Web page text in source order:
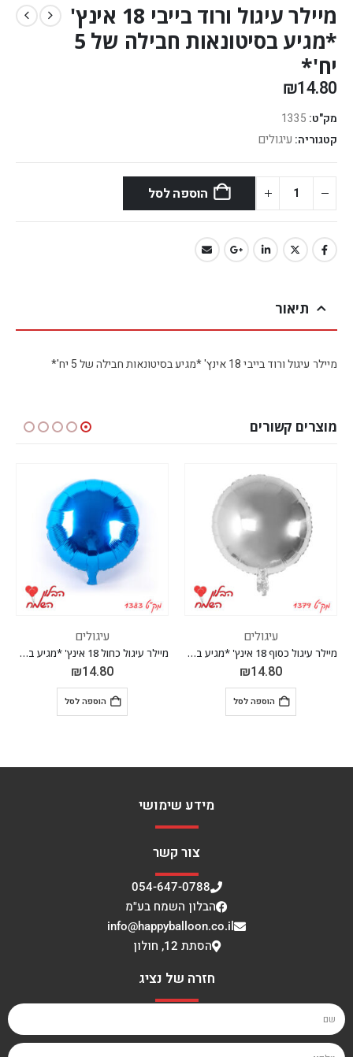
מיילר עיגול ורוד בייבי 18 אינץ'
*מגיע בסיטונאות חבילה של 5
יח'*
₪14.80
מק"ט: 1335
קטגוריה: עיגולים
הוספה לסל
תיאור
מיילר עיגול ורוד בייבי 18 אינץ' *מגיע בסיטונאות חבילה של 5 יח'*
מוצרים קשורים
עיגולים
מיילר עיגול כסוף 18 אינץ' *מגיע בסיטונאות חבילה של 5 יח'*
₪14.80
הוספה לסל
עיגולים
מיילר עיגול כחול 18 אינץ' *מגיע בסיטונאות חבילה של 5 יח'*
₪14.80
הוספה לסל
מידע שימושי
צור קשר
054-647-0788
הבלון השמח בע"מ
info@happyballoon.co.il
הסתת 12, חולון
חזרה של נציג